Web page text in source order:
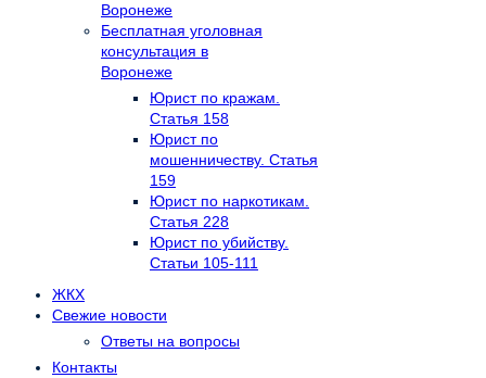
Воронеже
Бесплатная уголовная
консультация в
Воронеже
Юрист по кражам.
Статья 158
Юрист по
мошенничеству. Статья
159
Юрист по наркотикам.
Статья 228
Юрист по убийству.
Статьи 105-111
ЖКХ
Свежие новости
Ответы на вопросы
Контакты